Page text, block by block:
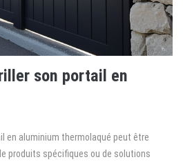
son portail en
en aluminium thermolaqué peut être
produits spécifiques ou de solutions